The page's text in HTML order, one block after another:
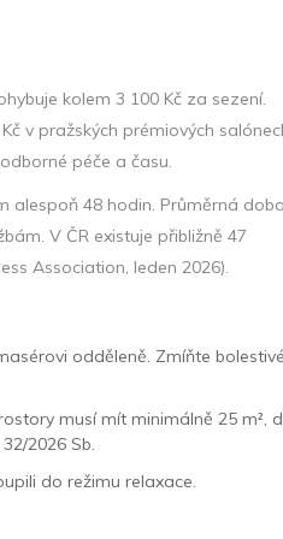
kolem 3 100 Kč za sezení.
v pražských prémiových
péče a času.
alespoň 48 hodin. Průměrná doba
V ČR existuje přibližně 47
Association, leden 2026).
odděleně. Zmíňte bolestivé
musí mít minimálně 25 m²,
2026 Sb.
do režimu relaxace.